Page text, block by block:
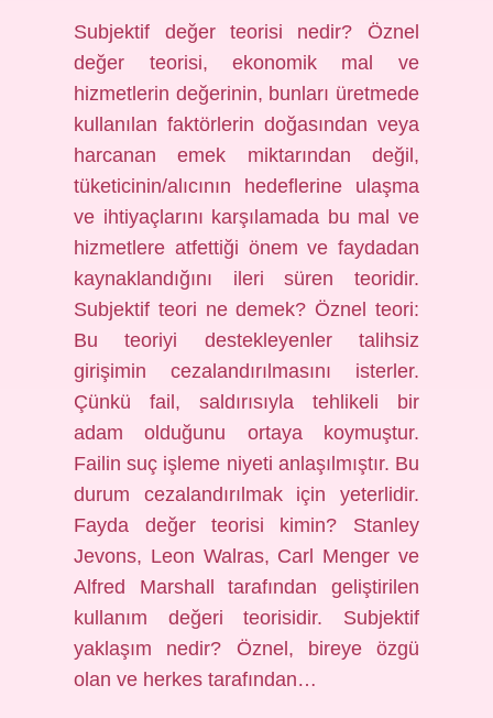
Subjektif değer teorisi nedir? Öznel
değer teorisi, ekonomik mal ve
hizmetlerin değerinin, bunları üretmede
kullanılan faktörlerin doğasından veya
harcanan emek miktarından değil,
tüketicinin/alıcının hedeflerine ulaşma
ve ihtiyaçlarını karşılamada bu mal ve
hizmetlere atfettiği önem ve faydadan
kaynaklandığını ileri süren teoridir.
Subjektif teori ne demek? Öznel teori:
Bu teoriyi destekleyenler talihsiz
girişimin cezalandırılmasını isterler.
Çünkü fail, saldırısıyla tehlikeli bir
adam olduğunu ortaya koymuştur.
Failin suç işleme niyeti anlaşılmıştır. Bu
durum cezalandırılmak için yeterlidir.
Fayda değer teorisi kimin? Stanley
Jevons, Leon Walras, Carl Menger ve
Alfred Marshall tarafından geliştirilen
kullanım değeri teorisidir. Subjektif
yaklaşım nedir? Öznel, bireye özgü
olan ve herkes tarafından…